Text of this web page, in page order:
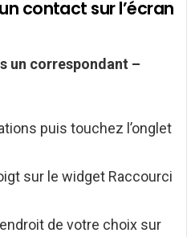
contact sur l’écran
un correspondant –
puis touchez l’onglet
sur le widget Raccourci
de votre choix sur